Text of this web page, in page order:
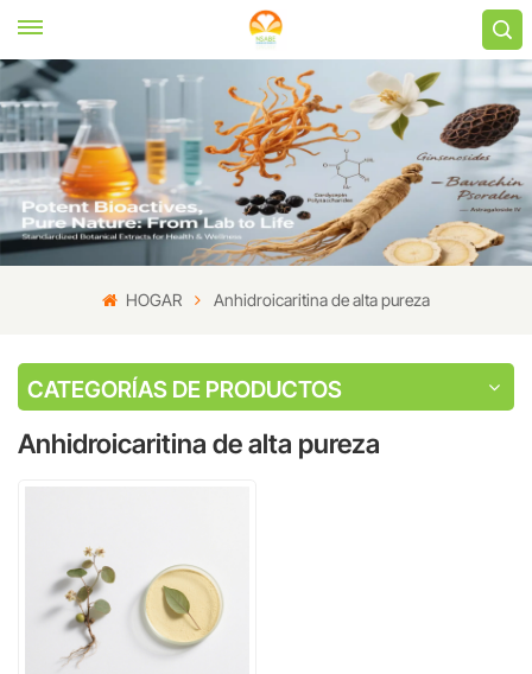
HOGAR Anhidroicaritina de alta pureza
CATEGORÍAS DE PRODUCTOS
Anhidroicaritina de alta pureza